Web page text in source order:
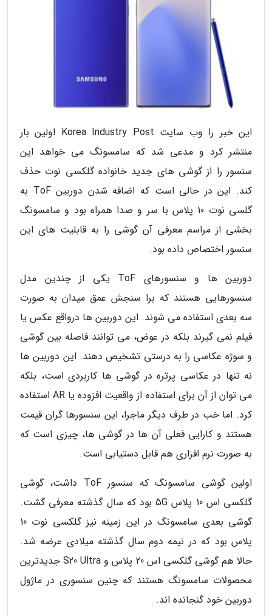
این خبر را وب سایت Korea Industry Post اولین بار
منتشر کرد و مدعی شد که سامسونگ می خواهد این
سنسور را از گوشی های جدید خانواده گلکسی نوت حذف
کند. این در حالی است که اضافه شدن دوربین ToF به
گلسی نوت 10 پلاس با سر و صدا همراه بود و سامسونگ
بخشی از مراسم معرفی آن گوشی را به قابلیت های این
سنسور اختصاص داده بود.
دوربین ها و سنسورهای ToF یکی از چندین مدل
سنسورهایی هستند که برا سنجش عمق میدان به صورت
سه بعدی استفاده می شوند. این دوربین ها درواقع عکس یا
فیلم نمی گیرند بلکه در عوض، می توانند فاصله بین گوشی
و سوژه عکاسی را به درستی تشخیص دهند. این دوربین ها
نه تنها در عکاسی پرتره در گوشی ها کاربردی است، بلکه
می توان از آن برای استفاده از واقعیت افزوده یا AR استفاده
کرد. اما خب در طرف دیگر ماجرا، این سنسورها گران قیمت
هستند و کارایی فعلی آن ها در گوشی ها، چیزی است که
به صورت نرم افزاری هم قابل دستیابی است.
اولین گوشی سامسونگ که سنسور ToF داشت، گوشی
گلکسی اس 10 پلاس 5G بود که سال گذشته معرفی گشت.
گوشی بعدی سامسونگ در این زمینه نیز گلکسی نوت 10
پلاس بود که در نیمه دوم سال گذشته میلادی عرضه شد.
حالا هم گوشی گلکسی اس 20 پلاس و S20 Ultra جدیدترین
محصولات سامسونگ هستند که چنین سنسوری در ماژول
دوربین خود گنجانده اند.